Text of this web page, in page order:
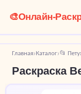
🎨Онлайн-
Главная›Каталог›📂
Раскраска